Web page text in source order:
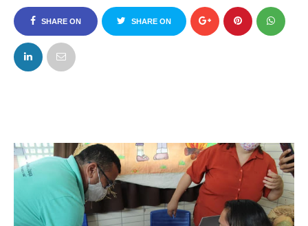
SHARE ON
FACEBOOK
SHARE ON